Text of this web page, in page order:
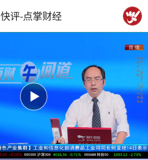
快评-点掌财经